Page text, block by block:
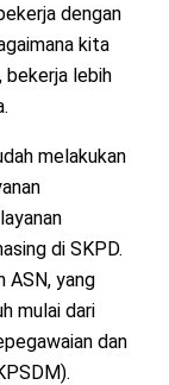
dengan
kita
bekerja lebih
melakukan
di SKPD.
ASN, yang
mulai dari
dan